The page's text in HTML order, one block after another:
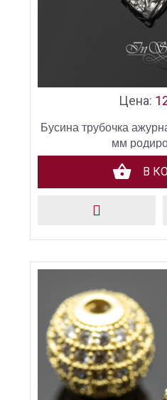
Цена:
Бусина трубочка
мм
В